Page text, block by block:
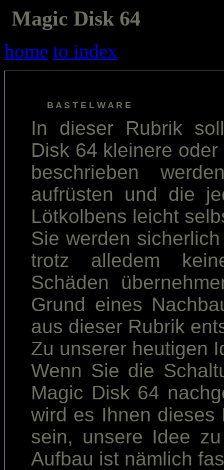
Magic Disk 64
home to index
In dieser Rubrik
Disk 64 kleinere
beschrieben
aufrüsten und die
Lötkolbens leicht
Sie werden
trotz alledem
Schäden
Grund eines
aus dieser Rubrik
Zu unserer heutigen
Wenn Sie die
Magic Disk 64
wird es Ihnen dieses
sein, unsere Idee
Aufbau ist nämlich